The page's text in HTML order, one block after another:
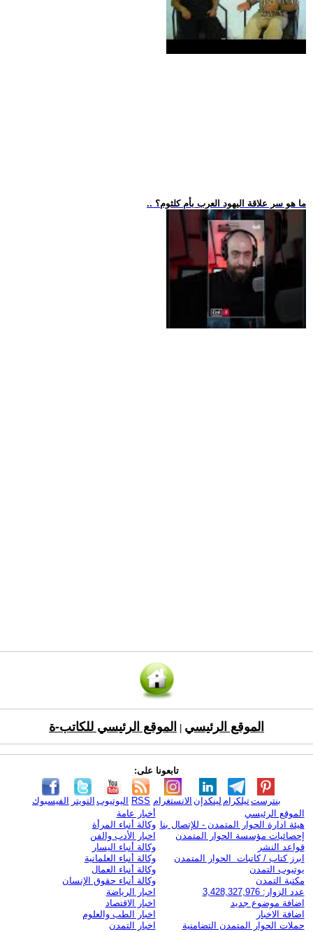
.. ما هو سر علاقة اليهود العرب بأم كلثوم؟
الموقع الرئيسي الموقع الرئيسي للكاتب-ة
تابعونا على:
الفيسبوك التويتر اليوتيوب RSS الانستغرام لينكدإن تيلكرامبنترست
الموقع الرئيسي
هيئة ادارة الحوار المتمدن - للإتصال بنا
إحصائيات مؤسسة الحوار المتمدن
قواعد النشر
ابرز كتاب / كاتبات الحوار المتمدن
يوتيوب التمدن
مكتبة التمدن
عدد الزوار: 3,428,327,976
اضافة موضوع جديد
اضافة الاخبار
حملات الحوار المتمدن التضامنية
أخبار عامة
وكالة أنباء المرأة
اخبار الأدب والفن
وكالة أنباء اليسار
وكالة أنباء العلمانية
وكالة أنباء العمال
وكالة أنباء حقوق الإنسان
اخبار الرياضة
اخبار الاقتصاد
اخبار الطب والعلوم
اخبار التمدن